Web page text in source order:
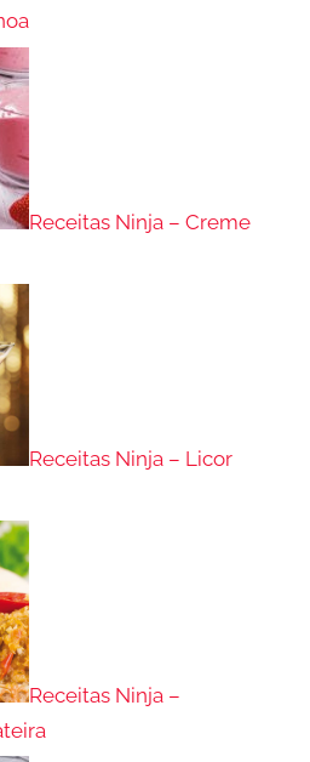
Receitas Ninja – Creme
Receitas Ninja – Licor
Receitas Ninja –